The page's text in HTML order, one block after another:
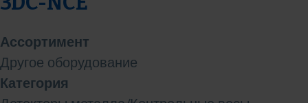
Ассортимент
Другое оборудование
Категория